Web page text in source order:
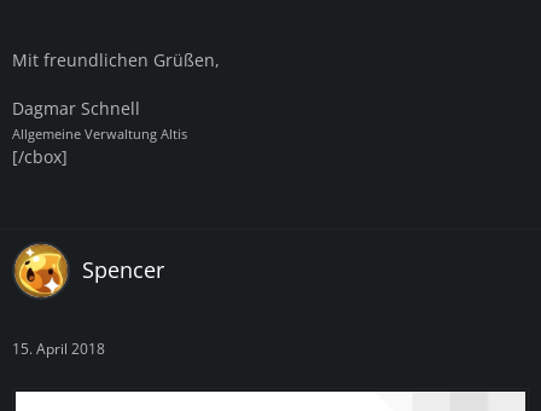
Mit freundlichen Grüßen,
Dagmar Schnell
Allgemeine Verwaltung Altis
[/cbox]
Spencer
15. April 2018